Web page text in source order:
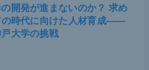
開発が進まないのか？ 求め
の時代に向けた人材育成――
大学の挑戦